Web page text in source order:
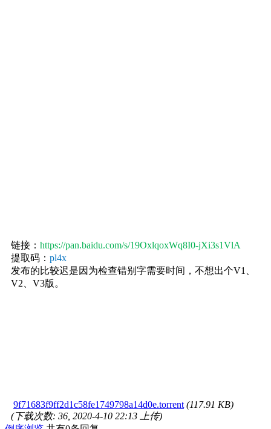
链接： https://pan.baidu.com/s/19OxlqoxWq8I0-jXi3s1VlA
提取码： pl4x
发布的比较迟是因为检查错别字需要时间，不想出个V1、
V2、V3版。
9f71683f9ff2d1c58fe1749798a14d0e.torrent (117.91 KB)
(下载次数: 36, 2020-4-10 22:13 上传)